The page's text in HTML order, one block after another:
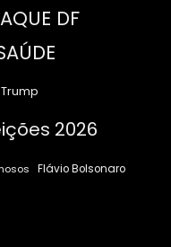
DF
2026
Flávio Bolsonaro